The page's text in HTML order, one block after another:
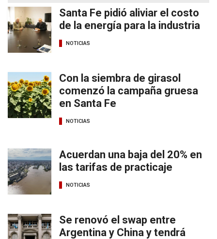
Santa Fe pidió aliviar el costo
de la energía para la industria
NOTICIAS
Con la siembra de girasol
comenzó la campaña gruesa
en Santa Fe
NOTICIAS
Acuerdan una baja del 20% en
las tarifas de practicaje
NOTICIAS
Se renovó el swap entre
Argentina y China y tendrá